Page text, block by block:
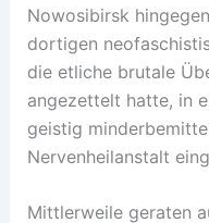
Nowosibirsk
dortigen
die etliche brutale
angezettelt hatte, in
geistig
Nervenheilanstalt
Mittlerweile geraten